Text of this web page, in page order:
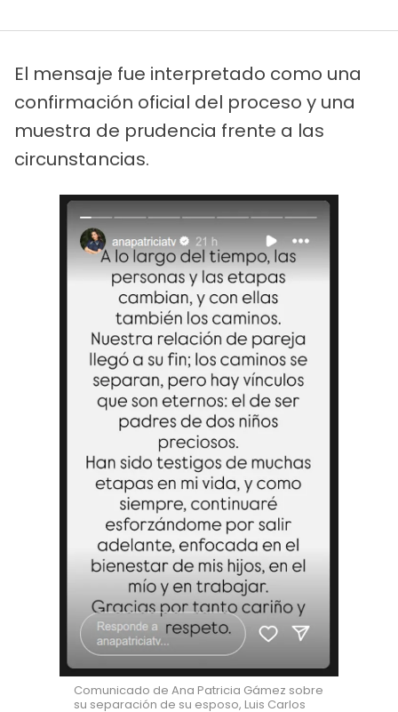
El mensaje fue interpretado como una
confirmación oficial del proceso y una
muestra de prudencia frente a las
circunstancias.
Comunicado de Ana Patricia Gámez sobre
su separación de su esposo, Luis Carlos